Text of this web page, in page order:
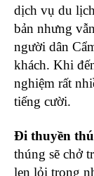
dịch vụ du
bản nhưng
người dân
khách. Khi
nghiệm rất
tiếng cười.
Đi thuyền
thúng sẽ chở
len lỏi trong